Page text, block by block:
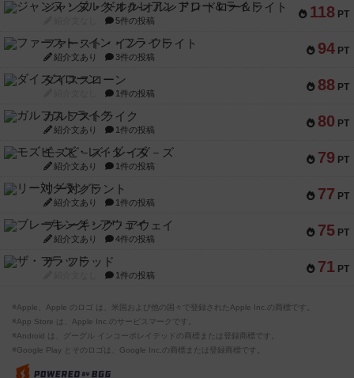
118 PT
ジャンヌ・ダルク-オルレアン ドロー＆ライト
5件の投稿
94 PT
ファースト・イン・フライト
紹介文あり 3件の投稿
88 PT
ダイススローン
1件の投稿
80 PT
ガルフストライク
紹介文あり 1件の投稿
79 PT
モズビ－ズ・レイダ－ズ
紹介文あり 1件の投稿
77 PT
リー対グラント
紹介文あり 1件の投稿
75 PT
ブレーキング・アウェイ
紹介文あり 4件の投稿
71 PT
ザ・フラッド
1件の投稿
※Apple、Apple のロゴ は、米国および他の国々で登録されたApple Inc.の商標です。
※App Store は、Apple Inc.のサービスマークです。
※Android は、グーグル インコーポレイテッドの商標または登録商標です。
※Google Play とそのロゴは、Google Inc.の商標または登録商標です。